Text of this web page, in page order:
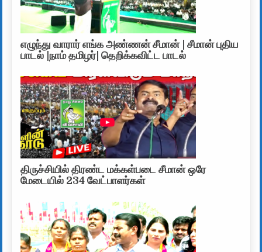
எழுந்து வாரார் எங்க அண்ணன் சீமான் | சீமான் புதிய
பாடல் |நாம் தமிழர்| தெறிக்கவிட்ட பாடல்
திருச்சியில் திரண்ட மக்கள்படை சீமான் ஒரே
மேடையில் 234 வேட்பாளர்கள்